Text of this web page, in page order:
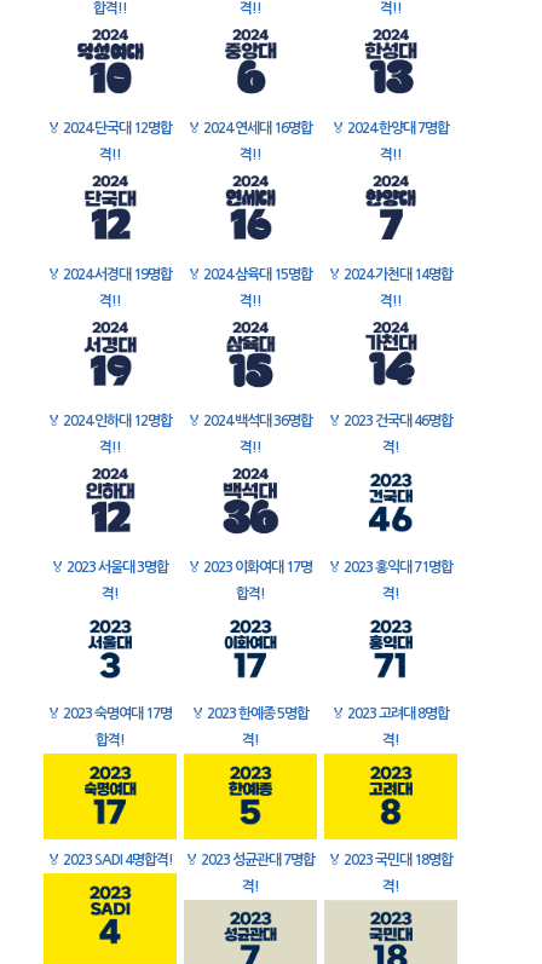
합격!!
격!!
격!!
🏅 2024 단국대 12명합
격!!
🏅 2024 연세대 16명합
격!!
🏅 2024 한양대 7명합
격!!
🏅 2024 서경대 19명합
격!!
🏅 2024 삼육대 15명합
격!!
🏅 2024 가천대 14명합
격!!
🏅 2024 인하대 12명합
격!!
🏅 2024 백석대 36명합
격!!
🏅 2023 건국대 46명합
격!
🏅 2023 서울대 3명합
격!
🏅 2023 이화여대 17명
합격!
🏅 2023 홍익대 71명합
격!
🏅 2023 숙명여대 17명
합격!
🏅 2023 한예종 5명합
격!
🏅 2023 고려대 8명합
격!
🏅 2023 SADI 4명합격! 🏅 2023 성균관대 7명합
격!
🏅 2023 국민대 18명합
격!